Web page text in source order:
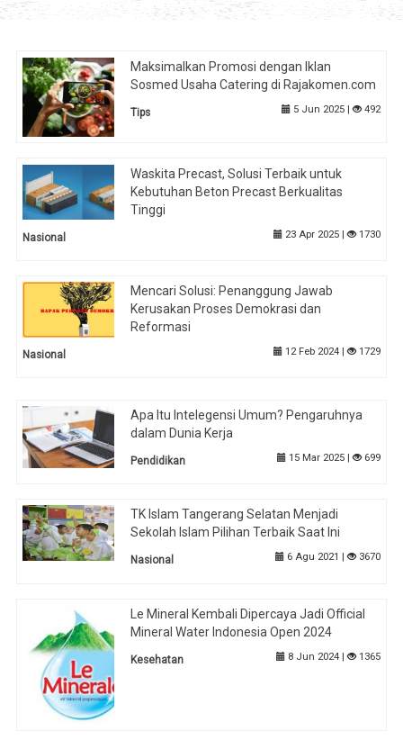
Maksimalkan Promosi dengan Iklan
Sosmed Usaha Catering di Rajakomen.com
Tips 5 Jun 2025 | 492
Waskita Precast, Solusi Terbaik untuk
Kebutuhan Beton Precast Berkualitas
Tinggi
Nasional 23 Apr 2025 | 1730
Mencari Solusi: Penanggung Jawab
Kerusakan Proses Demokrasi dan
Reformasi
Nasional 12 Feb 2024 | 1729
Apa Itu Intelegensi Umum? Pengaruhnya
dalam Dunia Kerja
Pendidikan 15 Mar 2025 | 699
TK Islam Tangerang Selatan Menjadi
Sekolah Islam Pilihan Terbaik Saat Ini
Nasional 6 Agu 2021 | 3670
Le Mineral Kembali Dipercaya Jadi Official
Mineral Water Indonesia Open 2024
Kesehatan 8 Jun 2024 | 1365